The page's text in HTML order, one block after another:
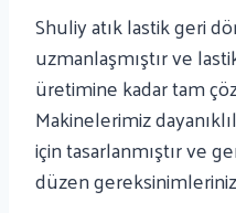
Shuliy atık lastik geri
uzmanlaşmıştır ve
üretimine kadar tam
Makinelerimiz
için tasarlanmıştır ve
düzen